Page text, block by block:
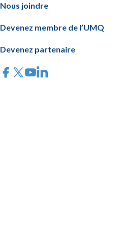
Nous joindre
Devenez membre de l’UMQ
Devenez partenaire